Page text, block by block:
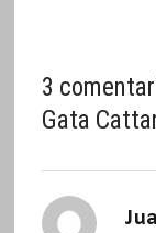
3
Gata